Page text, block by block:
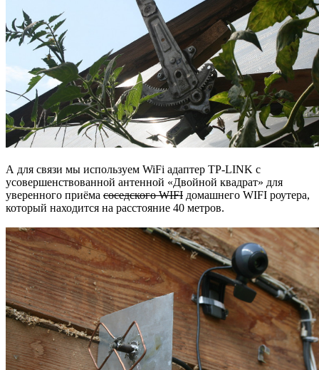
А для связи мы используем WiFi адаптер TP-LINK с
усовершенствованной антенной «Двойной квадрат» для
уверенного приёма соседского WIFI домашнего WIFI роутера,
который находится на расстояние 40 метров.